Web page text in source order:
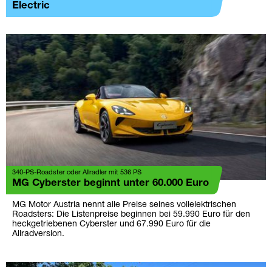
Electric
340-PS-Roadster oder Allradler mit 536 PS
MG Cyberster beginnt unter 60.000 Euro
MG Motor Austria nennt alle Preise seines vollelektrischen
Roadsters: Die Listenpreise beginnen bei 59.990 Euro für den
heckgetriebenen Cyberster und 67.990 Euro für die
Allradversion.